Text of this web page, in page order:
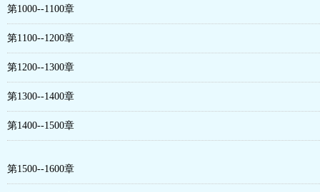
第1000--1100章
第1100--1200章
第1200--1300章
第1300--1400章
第1400--1500章
第1500--1600章